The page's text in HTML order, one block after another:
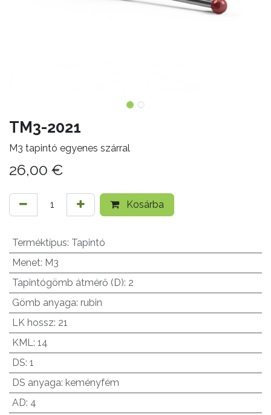
TM3-2021
M3 tapintó egyenes szárral
26,00 €
Kosárba
Terméktípus: Tapintó
Menet: M3
Tapintógömb átmérő (D): 2
Gömb anyaga: rubin
LK hossz: 21
KML: 14
DS: 1
DS anyaga: keményfém
AD: 4